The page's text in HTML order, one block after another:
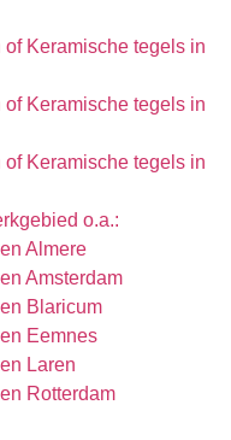
of Keramische tegels in
of Keramische tegels in
of Keramische tegels in
o.a.:
Almere
Amsterdam
Blaricum
Eemnes
Laren
Rotterdam